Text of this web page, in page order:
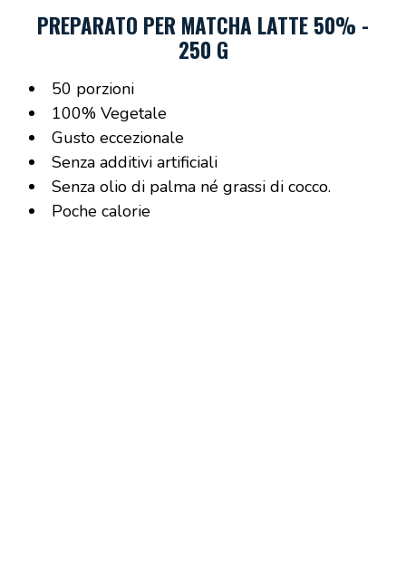
PREPARATO PER MATCHA LATTE 50% -
250 G
50 porzioni
100% Vegetale
Gusto eccezionale
Senza additivi artificiali
Senza olio di palma né grassi di cocco.
Poche calorie